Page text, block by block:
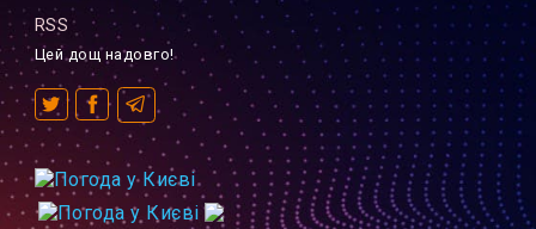
RSS
Цей дощ надовго!